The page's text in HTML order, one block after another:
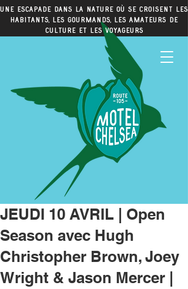
Une escapade dans la nature où se croisent les
habitants, les gourmands, les amateurs de
culture et les voyageurs
JEUDI 10 AVRIL | Open
Season avec Hugh
Christopher Brown, Joey
Wright & Jason Mercer |